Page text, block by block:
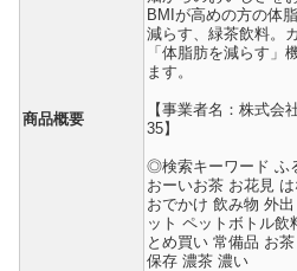
商品概要
BMIが高めの方の体
減らす、緑茶飲料。
「体脂肪を減らす」
ます。
【事業者名：株式
35】
◎検索キーワード ふ
おーいお茶 お花見
おでかけ 飲み物 外
ット ペットボトル飲
とめ買い 常備品 お
保存 濃茶 濃い